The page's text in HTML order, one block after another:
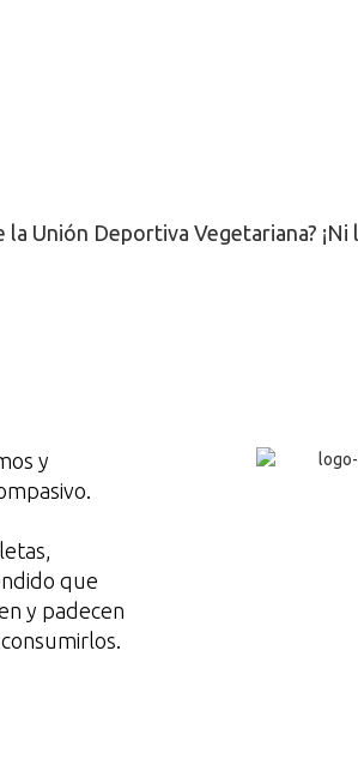
Unión Deportiva Vegetariana? ¡Ni
y
que
y padecen